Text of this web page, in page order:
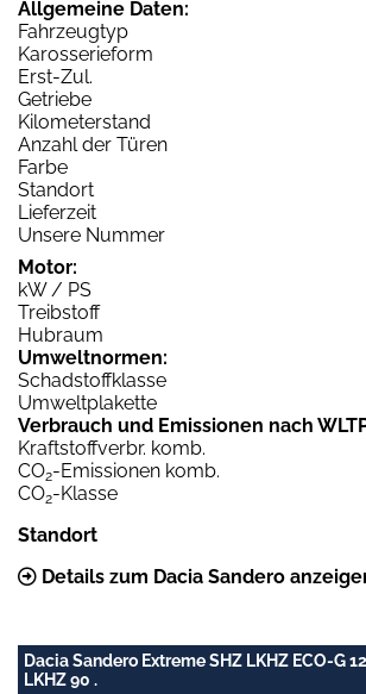
Allgemeine Daten:
Fahrzeugtyp
Karosserieform
Erst-Zul.
Getriebe
Kilometerstand
Anzahl der Türen
Farbe
Standort
Lieferzeit
Unsere Nummer
Motor:
kW / PS
Treibstoff
Hubraum
Umweltnormen:
Schadstoffklasse
Umweltplakette
Verbrauch und Emissionen nach
Kraftstoffverbr. komb.
CO2-Emissionen komb.
CO2-Klasse
Standort
Details zum Dacia Sandero
Dacia Sandero Extreme SHZ LKHZ ECO-G
LKHZ 90 .